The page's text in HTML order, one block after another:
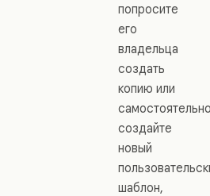
попросите
его
владельца
создать
копию или
создайте
новый
шаблон,